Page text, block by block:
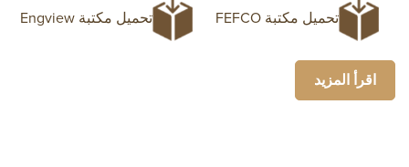
تحميل مكتبة FEFCO تحميل مكتبة Engview
اقرأ المزيد